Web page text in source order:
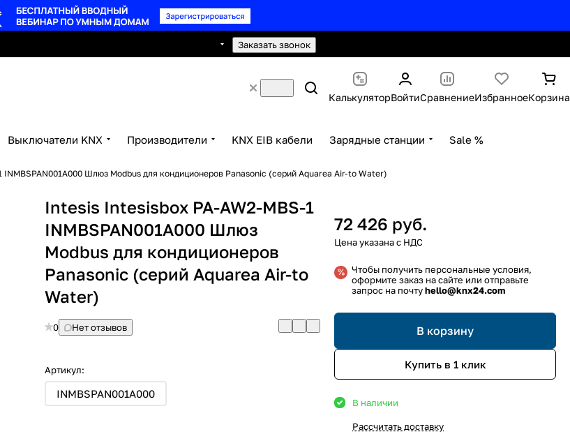
Заказать звонок
КалькуляторВойтиСравнениеИзбранноеКорзина
Выключатели KNX Производители KNX EIB кабели Зарядные станции Sale %
INMBSPAN001A000 Шлюз Modbus для кондиционеров Panasonic (серий Aquarea Air-to Water)
Intesis Intesisbox PA-AW2-MBS-1
INMBSPAN001A000 Шлюз
Modbus для кондиционеров
Panasonic (серий Aquarea Air-to
Water)
0 Нет отзывов
Артикул:
INMBSPAN001A000
72 426 руб.
Чтобы получить персональные условия,
оформите заказ на сайте или отправьте
запрос на почтуhello@knx24.com
В корзину
Купить в 1 клик
В наличии
Рассчитать доставку